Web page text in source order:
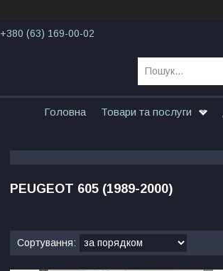
+380 (63) 169-00-02
Головна Товари та послуги
PEUGEOT 605 (1989-2000)